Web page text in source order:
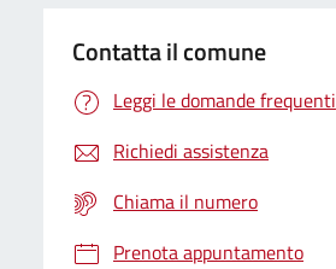
Contatta il comune
Leggi le domande frequenti
Richiedi assistenza
Chiama il numero
Prenota appuntamento